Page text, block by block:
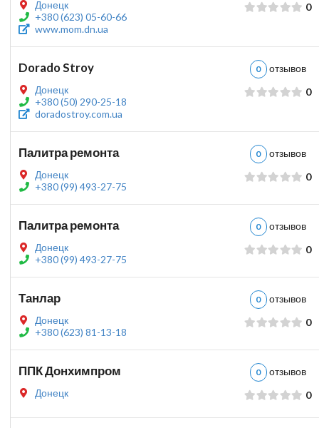
Донецк
+380 (623) 05-60-66
www.mom.dn.ua
0
Dorado Stroy 0
Донецк
+380 (50) 290-25-18
doradostroy.com.ua
0
Палитра ремонта 0
Донецк
+380 (99) 493-27-75
0
Палитра ремонта 0
Донецк
+380 (99) 493-27-75
0
Танлар 0
Донецк
+380 (623) 81-13-18
0
ППК Донхимпром 0
Донецк
0